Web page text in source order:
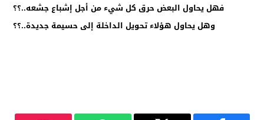
فهل يحاول البعض حرق كل شيء من أجل إشباع جشعه..؟؟
وهل يحاول هؤلاء تحويل الداخلة إلى حسيمة جديدة..؟؟